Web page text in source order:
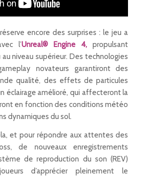
encore des surprises : le jeu a
l’Unreal® Engine 4,propulsant
au niveau supérieur. Des technologies
novateurs garantiront des
qualité, des effets de particules
éclairage amélioré, qui affecteront la
en fonction des conditions météo
dynamiques du sol.
et pour répondre aux attentes des
de nouveaux enregistrements
de reproduction du son (REV)
d’apprécier pleinement le